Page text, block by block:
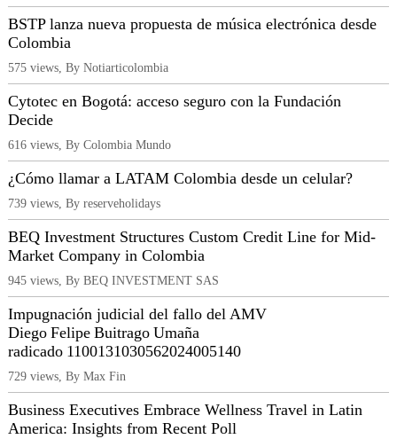
BSTP lanza nueva propuesta de música electrónica desde
Colombia
575 views, By Notiarticolombia
Cytotec en Bogotá: acceso seguro con la Fundación
Decide
616 views, By Colombia Mundo
¿Cómo llamar a LATAM Colombia desde un celular?
739 views, By reserveholidays
BEQ Investment Structures Custom Credit Line for Mid-
Market Company in Colombia
945 views, By BEQ INVESTMENT SAS
Impugnación judicial del fallo del AMV
Diego Felipe Buitrago Umaña
radicado 1100131030562024005140
729 views, By Max Fin
Business Executives Embrace Wellness Travel in Latin
America: Insights from Recent Poll